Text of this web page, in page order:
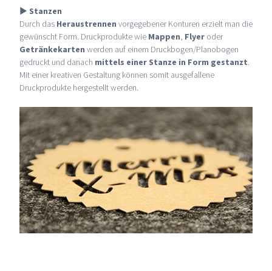
► Stanzen
Durch das Heraustrennen vorgegebener Konturen erzielt man die
gewünscht Form. Druckprodukte wie Mappen, Flyer oder
Getränkekarten werden auf einem Druckbogen/Planobogen
gedruckt und danach mittels einer Stanze in Form gestanzt.
Mit einer kreativen Gestaltung können somit ausgefallene
Druckprodukte hergestellt werden.